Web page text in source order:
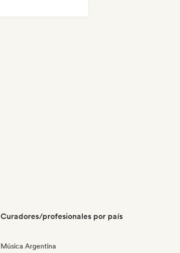
Curadores/profesionales por país
Música Argentina